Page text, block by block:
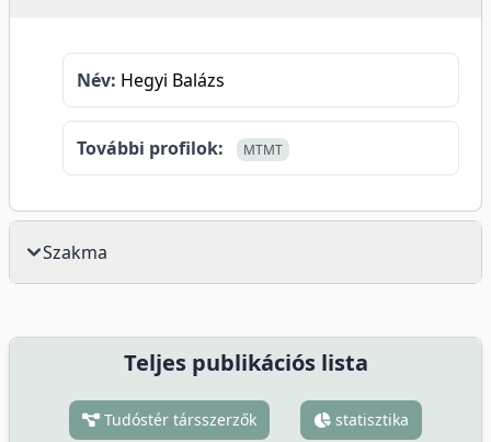
Név: Hegyi Balázs
További profilok: MTMT
Szakma
Teljes publikációs lista
Tudóstér társszerzők statisztika